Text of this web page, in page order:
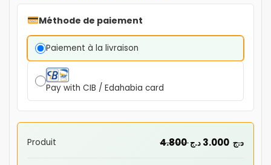
Méthode de paiement
Paiement à la livraison
Pay with CIB / Edahabia card
Produit 4.800 د.ج 3.000 د.ج